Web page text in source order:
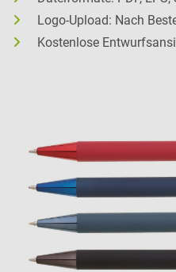
Logo-Upload: Nach
Kostenlose